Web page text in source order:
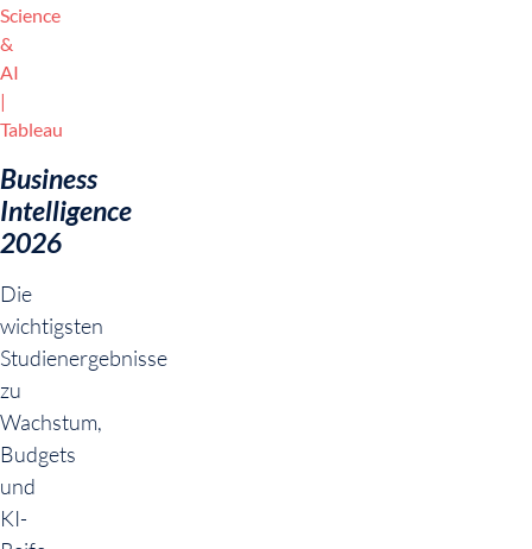
Science
&
AI
Tableau
Business
Intelligence
2026
Die
wichtigsten
Studienergebnisse
zu
Wachstum,
Budgets
und
KI-